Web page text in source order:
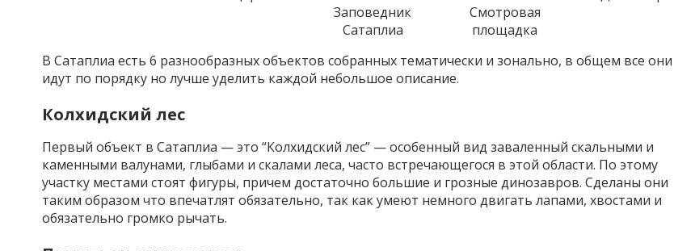
Заповедник
Сатаплиа
Смотровая
площадка
В Сатаплиа есть 6 разнообразных объектов собранных тематически и зонально, в общем все они
идут по порядку но лучше уделить каждой небольшое описание.
Колхидский лес
Первый объект в Сатаплиа — это “Колхидский лес” — особенный вид заваленный скальными и
каменными валунами, глыбами и скалами леса, часто встречающегося в этой области. По этому
участку местами стоят фигуры, причем достаточно большие и грозные динозавров. Сделаны они
таким образом что впечатлят обязательно, так как умеют немного двигать лапами, хвостами и
обязательно громко рычать.